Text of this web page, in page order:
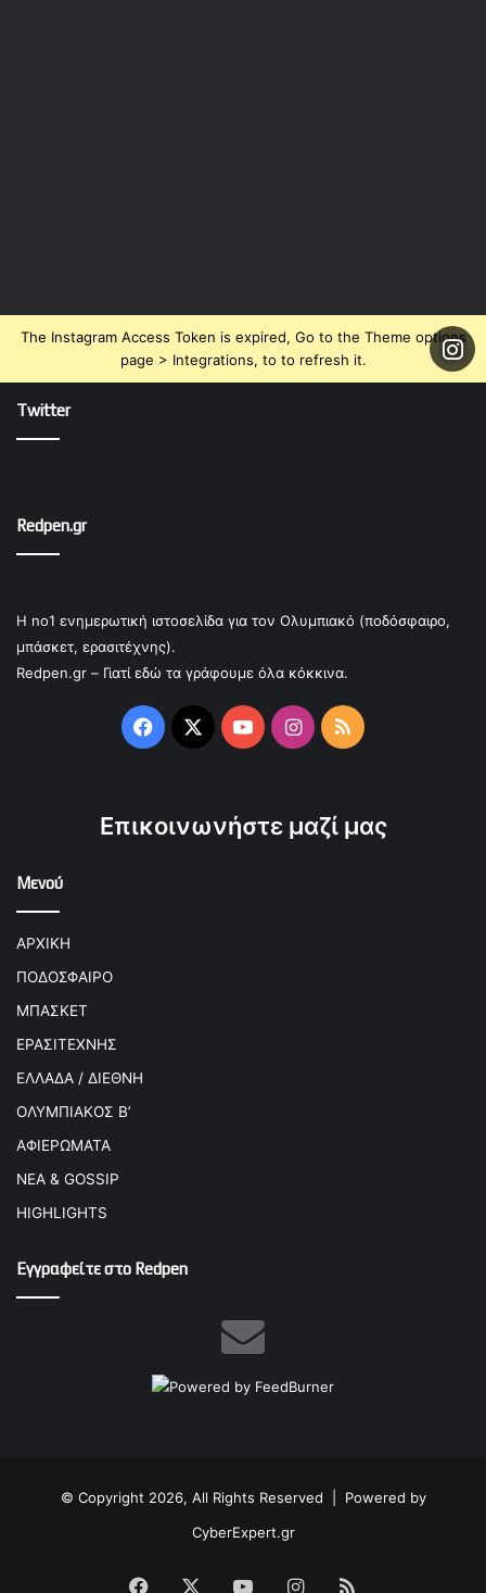
The Instagram Access Token is expired, Go to the Theme options
page > Integrations, to to refresh it.
Twitter
Redpen.gr
Η no1 ενημερωτική ιστοσελίδα για τον Ολυμπιακό (ποδόσφαιρο,
μπάσκετ, ερασιτέχνης).
Redpen.gr – Γιατί εδώ τα γράφουμε όλα κόκκινα.
Facebook
X YouTubeInstagram
RSS
Επικοινωνήστε μαζί μας
Μενού
ΑΡΧΙΚΗ
ΠΟΔΟΣΦΑΙΡΟ
ΜΠΑΣΚΕΤ
ΕΡΑΣΙΤΕΧΝΗΣ
ΕΛΛΑΔΑ / ΔΙΕΘΝΗ
ΟΛΥΜΠΙΑΚΟΣ Β’
ΑΦΙΕΡΩΜΑΤΑ
ΝΕΑ & GOSSIP
HIGHLIGHTS
Εγγραφείτε στο Redpen
© Copyright 2026, All Rights Reserved | Powered by
CyberExpert.gr
Facebook YouTubeInstagram
RSS